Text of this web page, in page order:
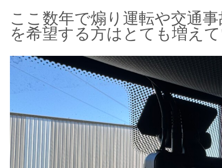
ここ数年で煽り運転や交通
を希望する方はとても増え